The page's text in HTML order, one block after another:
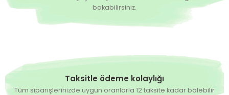
bakabilirsiniz.
Taksitle ödeme kolaylığı
Tüm siparişlerinizde uygun oranlarla 12 taksite kadar bölebilir